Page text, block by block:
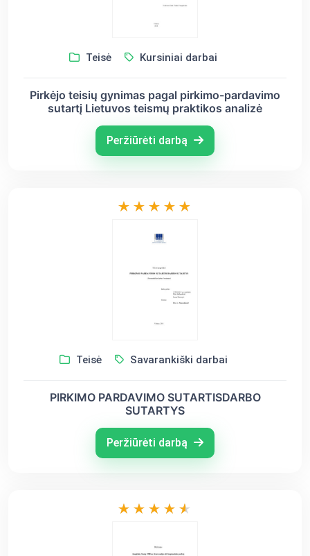
Teisė Kursiniai darbai
Pirkėjo teisių gynimas pagal pirkimo-pardavimo
sutartį Lietuvos teismų praktikos analizė
Peržiūrėti darbą
Teisė Savarankiški darbai
PIRKIMO PARDAVIMO SUTARTISDARBO
SUTARTYS
Peržiūrėti darbą